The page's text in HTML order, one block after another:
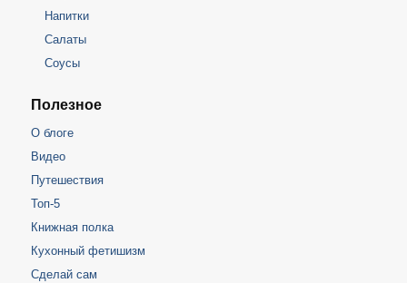
Напитки
Салаты
Соусы
Полезное
О блоге
Видео
Путешествия
Топ-5
Книжная полка
Кухонный фетишизм
Сделай сам